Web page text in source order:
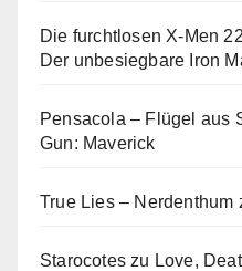
Die furchtlosen X-Men
Der unbesiegbare Iron
Pensacola – Flügel aus
Gun: Maverick
True Lies – Nerdenthum
Starocotes zu Love,